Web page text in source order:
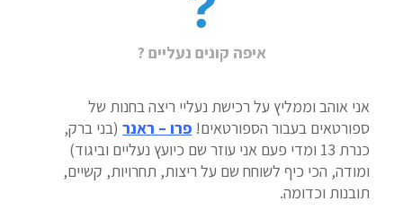
איפה קונים נעליים ?
אני אוהב וממליץ על רכישת נעליי ריצה בחנות של
ספורטאים בעבור הספורטאים! פרו – ראנר(בני ברק,
כנרת 13 ומדי פעם אני עוזר שם כיועץ נעליים וביגוד)
ומודה, הכי כיף לשוחח שם על ריצות, תחרויות, קשיים,
תובנות וכדומה.